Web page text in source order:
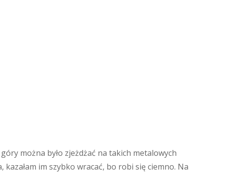
można było zjeżdżać na takich metalowych
kazałam im szybko wracać, bo robi się ciemno. Na